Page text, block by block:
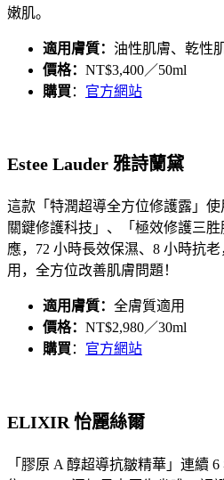
嫩肌。
適用膚質： 油性肌膚、乾性
價格： NT$3,400／50ml
購買 ： 官方網站
Estee Lauder 雅詩蘭黛
這款「 特潤超導全方位修護露 」
關鍵修護科技」、「極效修護三
應，72 小時長效保濕、8 小時抗
用，全方位改善肌膚問題！
適用膚質： 全膚質適用
價格： NT$2,980／30ml
購買 ： 官方網站
ELIXIR 怡麗絲爾
「膠原 A 醇超導抗皺精華」連續